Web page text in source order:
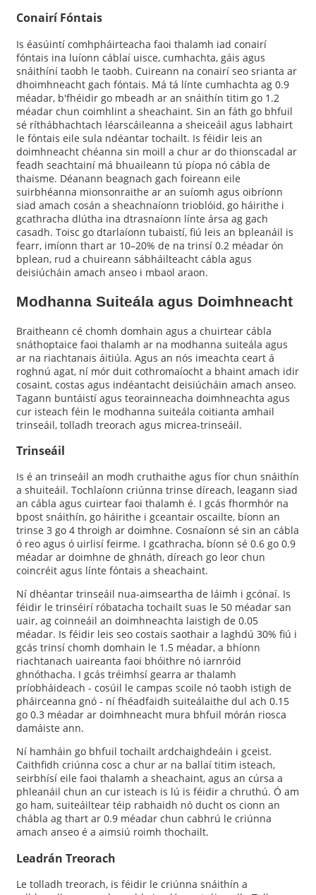
Conairí Fóntais
Is éasúintí comhpháirteacha faoi thalamh iad conairí
fóntais ina luíonn cáblaí uisce, cumhachta, gáis agus
snáithíní taobh le taobh. Cuireann na conairí seo srianta ar
dhoimhneacht gach fóntais. Má tá línte cumhachta ag 0.9
méadar, b'fhéidir go mbeadh ar an snáithín titim go 1.2
méadar chun coimhlint a sheachaint. Sin an fáth go bhfuil
sé ríthábhachtach léarscáileanna a sheiceáil agus labhairt
le fóntais eile sula ndéantar tochailt. Is féidir leis an
doimhneacht chéanna sin moill a chur ar do thionscadal ar
feadh seachtainí má bhuaileann tú píopa nó cábla de
thaisme. Déanann beagnach gach foireann eile
suirbhéanna mionsonraithe ar an suíomh agus oibríonn
siad amach cosán a sheachnaíonn trioblóid, go háirithe i
gcathracha dlútha ina dtrasnaíonn línte ársa ag gach
casadh. Toisc go dtarlaíonn tubaistí, fiú leis an bpleanáil is
fearr, imíonn thart ar 10–20% de na trinsí 0.2 méadar ón
bplean, rud a chuireann sábháilteacht cábla agus
deisiúcháin amach anseo i mbaol araon.
Modhanna Suiteála agus Doimhneacht
Braitheann cé chomh domhain agus a chuirtear cábla
snáthoptaice faoi thalamh ar na modhanna suiteála agus
ar na riachtanais áitiúla. Agus an nós imeachta ceart á
roghnú agat, ní mór duit cothromaíocht a bhaint amach idir
cosaint, costas agus indéantacht deisiúcháin amach anseo.
Tagann buntáistí agus teorainneacha doimhneachta agus
cur isteach féin le modhanna suiteála coitianta amhail
trinseáil, tolladh treorach agus micrea-trinseáil.
Trinseáil
Is é an trinseáil an modh cruthaithe agus fíor chun snáithín
a shuiteáil. Tochlaíonn criúnna trinse díreach, leagann siad
an cábla agus cuirtear faoi thalamh é. I gcás fhormhór na
bpost snáithín, go háirithe i gceantair oscailte, bíonn an
trinse 3 go 4 throigh ar doimhne. Cosnaíonn sé sin an cábla
ó reo agus ó uirlisí feirme. I gcathracha, bíonn sé 0.6 go 0.9
méadar ar doimhne de ghnáth, díreach go leor chun
coincréit agus línte fóntais a sheachaint.
Ní dhéantar trinseáil nua-aimseartha de láimh i gcónaí. Is
féidir le trinséirí róbatacha tochailt suas le 50 méadar san
uair, ag coinneáil an doimhneachta laistigh de 0.05
méadar. Is féidir leis seo costais saothair a laghdú 30% fiú i
gcás trinsí chomh domhain le 1.5 méadar, a bhíonn
riachtanach uaireanta faoi bhóithre nó iarnróid
ghnóthacha. I gcás tréimhsí gearra ar thalamh
príobháideach - cosúil le campas scoile nó taobh istigh de
pháirceanna gnó - ní fhéadfaidh suiteálaithe dul ach 0.15
go 0.3 méadar ar doimhneacht mura bhfuil mórán riosca
damáiste ann.
Ní hamháin go bhfuil tochailt ardchaighdeáin i gceist.
Caithfidh criúnna cosc ​​a chur ar na ballaí titim isteach,
seirbhísí eile faoi thalamh a sheachaint, agus an cúrsa a
phleanáil chun an cur isteach is lú is féidir a chruthú. Ó am
go ham, suiteáiltear téip rabhaidh nó ducht os cionn an
chábla ag thart ar 0.9 méadar chun cabhrú le criúnna
amach anseo é a aimsiú roimh thochailt.
Leadrán Treorach
Le tolladh treorach, is féidir le criúnna snáithín a